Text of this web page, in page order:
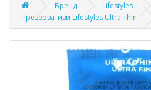
Бренд
Lifestyles
Презервативи Lifestyles Ultra Thin